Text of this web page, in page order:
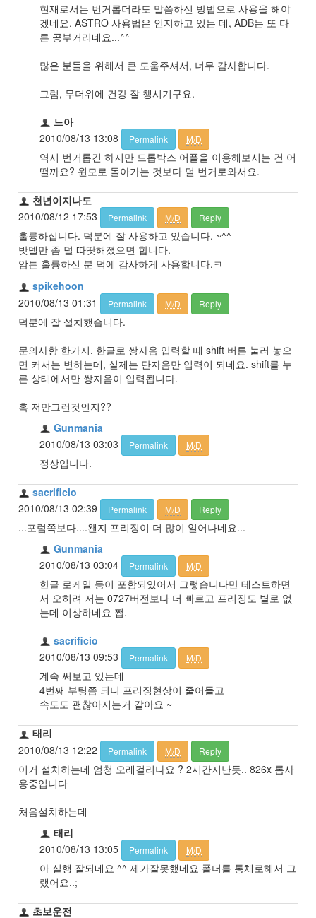
현재로서는 번거롭더라도 말씀하신 방법으로 사용을 해야
겠네요. ASTRO 사용법은 인지하고 있는 데, ADB는 또 다
른 공부거리네요...^^
많은 분들을 위해서 큰 도움주셔서, 너무 감사합니다.
그럼, 무더위에 건강 잘 챙시기구요.
느아
2010/08/13 13:08
Permalink M/D
역시 번거롭긴 하지만 드롭박스 어플을 이용해보시는 건 어
떨까요? 윈모로 돌아가는 것보다 덜 번거로와서요.
천년이지나도
2010/08/12 17:53
Permalink M/D Reply
훌륭하십니다. 덕분에 잘 사용하고 있습니다. ~^^
밧델만 좀 덜 따땃해졌으면 합니다.
암튼 훌륭하신 분 덕에 감사하게 사용합니다.ㅋ
spikehoon
2010/08/13 01:31
Permalink M/D Reply
덕분에 잘 설치했습니다.
문의사항 한가지. 한글로 쌍자음 입력할 때 shift 버튼 눌러 놓으
면 커서는 변하는데, 실제는 단자음만 입력이 되네요. shift를 누
른 상태에서만 쌍자음이 입력됩니다.
혹 저만그런것인지??
Gunmania
2010/08/13 03:03
Permalink M/D
정상입니다.
sacrificio
2010/08/13 02:39
Permalink M/D Reply
...포럼쪽보다....왠지 프리징이 더 많이 일어나네요...
Gunmania
2010/08/13 03:04
Permalink M/D
한글 로케일 등이 포함되있어서 그렇습니다만 테스트하면
서 오히려 저는 0727버전보다 더 빠르고 프리징도 별로 없
는데 이상하네요 쩝.
sacrificio
2010/08/13 09:53
Permalink M/D
계속 써보고 있는데
4번째 부팅쯤 되니 프리징현상이 줄어들고
속도도 괜찮아지는거 같아요 ~
태리
2010/08/13 12:22
Permalink M/D Reply
이거 설치하는데 엄청 오래걸리나요 ? 2시간지난듯.. 826x 롬사
용중입니다
처음설치하는데
태리
2010/08/13 13:05
Permalink M/D
아 실행 잘되네요 ^^ 제가잘못했네요 폴더를 통채로해서 그
랬어요..;
초보운전